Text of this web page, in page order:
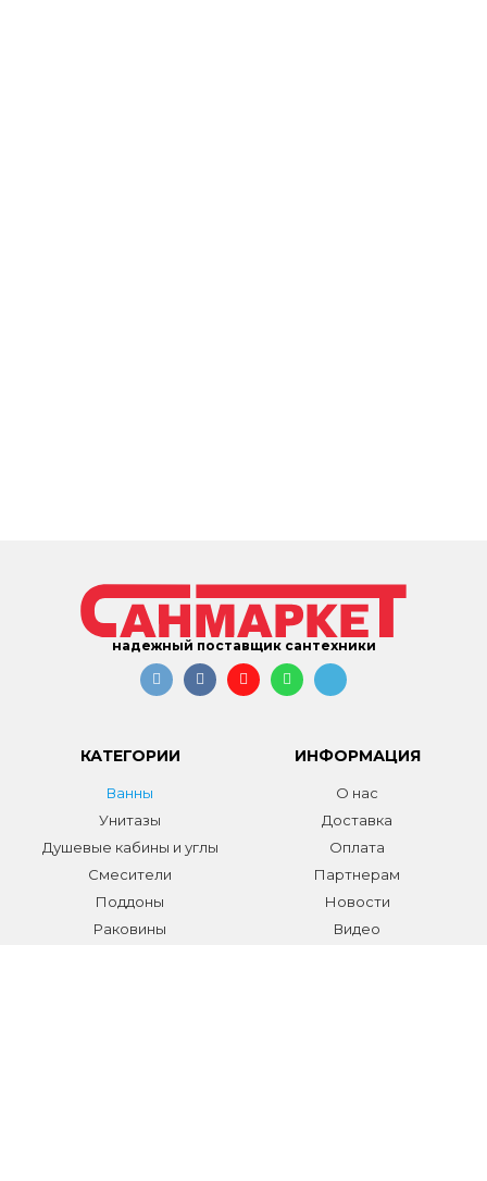
надежный поставщик сантехники
КАТЕГОРИИ
Ванны
Унитазы
Душевые кабины и углы
Смесители
Поддоны
Раковины
ИНФОРМАЦИЯ
О нас
Доставка
Оплата
Партнерам
Новости
Видео